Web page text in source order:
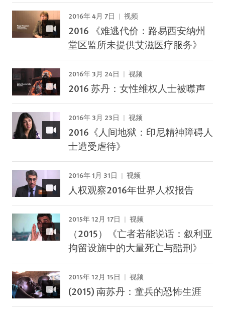
2016年 4月 7日 视频
2016 《难逃代价：路易西安纳州
堂区监所未提供艾滋医疗服务》
2016年 3月 24日 视频
2016 苏丹：女性维权人士被噤声
2016年 3月 23日 视频
2016《人间地狱：印尼精神障碍人
士遭受虐待》
2016年 1月 31日 视频
人权观察2016年世界人权报告
2015年 12月 17日 视频
（2015）《亡者若能说话：叙利亚
拘留设施中的大量死亡与酷刑》
2015年 12月 15日 视频
(2015) 南苏丹：童兵的恐怖生涯